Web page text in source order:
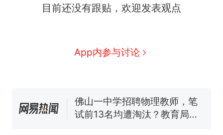
目前还没有跟贴，欢迎发表观点
App内参与讨论
因老师一句“跟我回家”改写了
眼了……
费大厨“全国小炒肉大王”称
号，仅凭视频评出？中国烹饪
已叫停招聘，成立调查组全面
核查
笔试第一被第二名传话劝弃考
官方通报